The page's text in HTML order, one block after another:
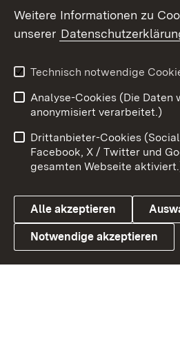
Social Wall
X / Twitter
Youtube
Link zum Landesportal
Benutzungshinweise
Datenschutz
Weitere Informationen zu
unserer
Technisch notwendige
Analyse-Cookies (Die Daten
anonymisiert verarbeitet.)
Drittanbieter-Cookies
Facebook, X / Twitter und
gesamten Webseite
Alle akzeptieren
Notwendige akzeptieren